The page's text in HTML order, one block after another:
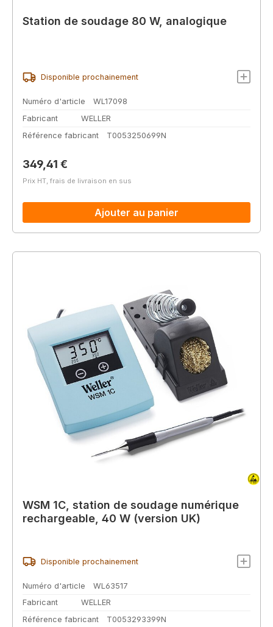
Station de soudage 80 W, analogique
Disponible prochainement
Numéro d'article
WL17098
Fabricant
WELLER
Référence fabricant
T0053250699N
Prix régulier :
349,41 €
Prix HT, frais de livraison en sus
Ajouter au panier
WSM 1C, station de soudage numérique
rechargeable, 40 W (version UK)
Disponible prochainement
Numéro d'article
WL63517
Fabricant
WELLER
Référence fabricant
T0053293399N